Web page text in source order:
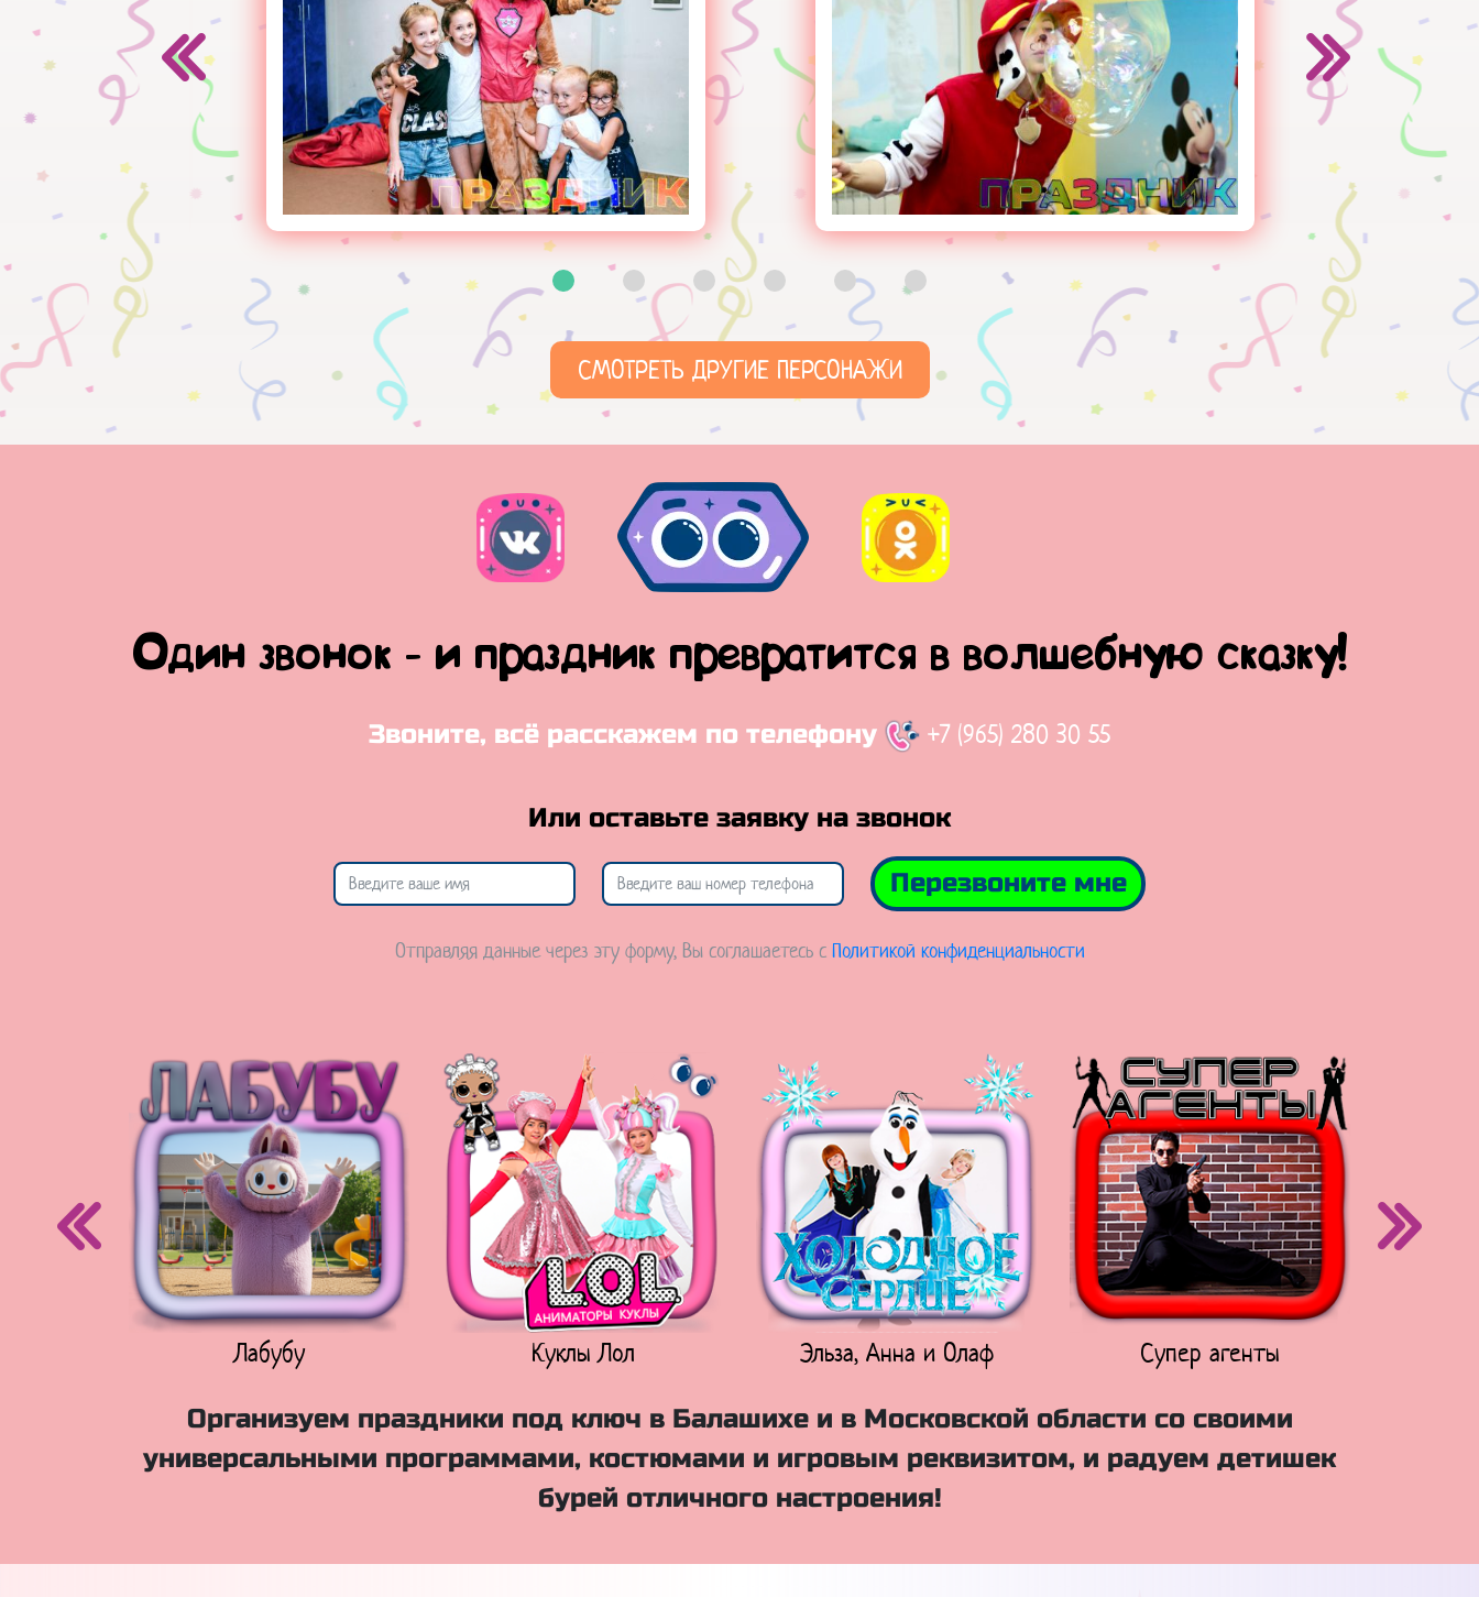
СМОТРЕТЬ ДРУГИЕ ПЕРСОНАЖИ
Один звонок - и праздник превратится в волшебную сказку!
Звоните, всё расскажем по телефону +7 (965) 280 30 55
Или оставьте заявку на звонок
Перезвоните мне
Отправляя данные через эту форму, Вы соглашаетесь с Политикой конфиденциальности
Лабубу Куклы Лол Эльза, Анна и Олаф Супер агенты
Организуем праздники под ключ в Балашихе и в Московской области со своими
универсальными программами, костюмами и игровым реквизитом, и радуем детишек
бурей отличного настроения!